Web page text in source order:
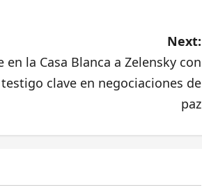
Next:
en la Casa Blanca a Zelensky con
clave en negociaciones de
paz